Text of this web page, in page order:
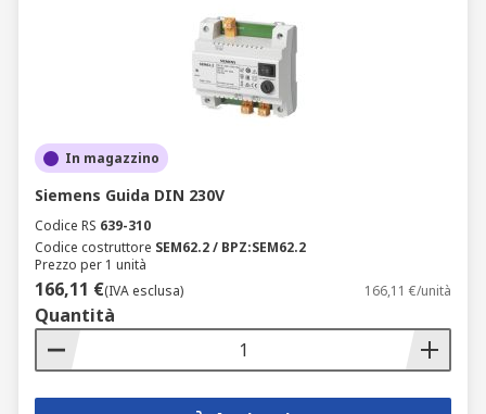
In magazzino
Siemens Guida DIN 230V
Codice RS 639-310
Codice costruttore SEM62.2 / BPZ:SEM62.2
Prezzo per 1 unità
166,11 €(IVA esclusa) 166,11 €/unità
Quantità